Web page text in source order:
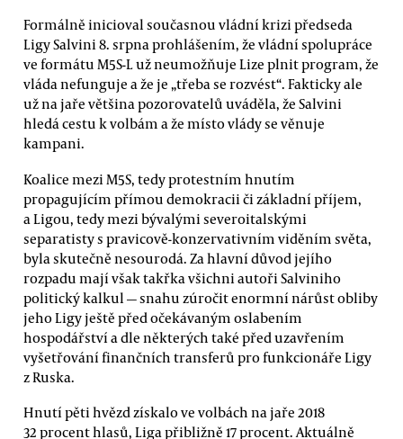
Formálně inicioval současnou vládní krizi předseda
Ligy Salvini 8. srpna prohlášením, že vládní spolupráce
ve formátu M5S-L už neumožňuje Lize plnit program, že
vláda nefunguje a že je „třeba se rozvést“. Fakticky ale
už na jaře většina pozorovatelů uváděla, že Salvini
hledá cestu k volbám a že místo vlády se věnuje
kampani.
Koalice mezi M5S, tedy protestním hnutím
propagujícím přímou demokracii či základní příjem,
a Ligou, tedy mezi bývalými severoitalskými
separatisty s pravicově-konzervativním viděním světa,
byla skutečně nesourodá. Za hlavní důvod jejího
rozpadu mají však takřka všichni autoři Salviniho
politický kalkul — snahu zúročit enormní nárůst obliby
jeho Ligy ještě před očekávaným oslabením
hospodářství a dle některých také před uzavřením
vyšetřování finančních transferů pro funkcionáře Ligy
z Ruska.
Hnutí pěti hvězd získalo ve volbách na jaře 2018
32 procent hlasů, Liga přibližně 17 procent. Aktuálně